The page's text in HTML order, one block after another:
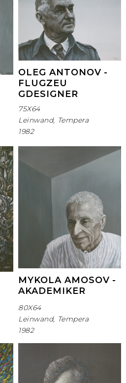
OLEG ANTONOV -
FLUGZEU
GDESIGNER
75Х64
Leinwand, Tempera
1982
MYKOLA AMOSOV -
AKADEMIKER
80X64
Leinwand, Tempera
1982